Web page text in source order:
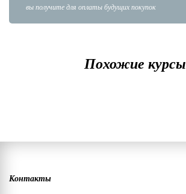
вы получите для оплаты будущих покупок
Похожие курсы
Контакты